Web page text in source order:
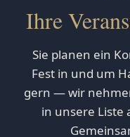
Ihre
Sie planen ein
Fest in und um
gern — wir
in unsere Liste